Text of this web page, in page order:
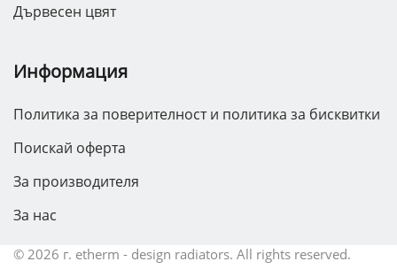
Дървесен цвят
Информация
Политика за поверителност и политика за бисквитки
Поискай оферта
За производителя
За нас
© 2026 г. etherm - design radiators. All rights reserved.